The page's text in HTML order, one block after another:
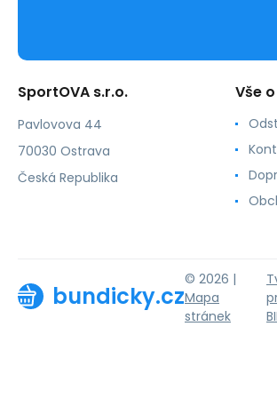
SportOVA s.r.o.
Pavlovova 44
70030 Ostrava
Česká Republika
Vše
bundicky.cz
© 2026 |
Mapa
stránek